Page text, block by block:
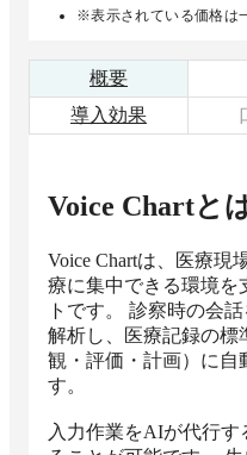
※表示されている価格は
概要
導入効果
Voice Chartと
Voice Chartは、医療現
療に集中できる環境を
トです。 診察時の会
解析し、医療記録の標
観・評価・計画）に自
す。
入力作業をAIが代行